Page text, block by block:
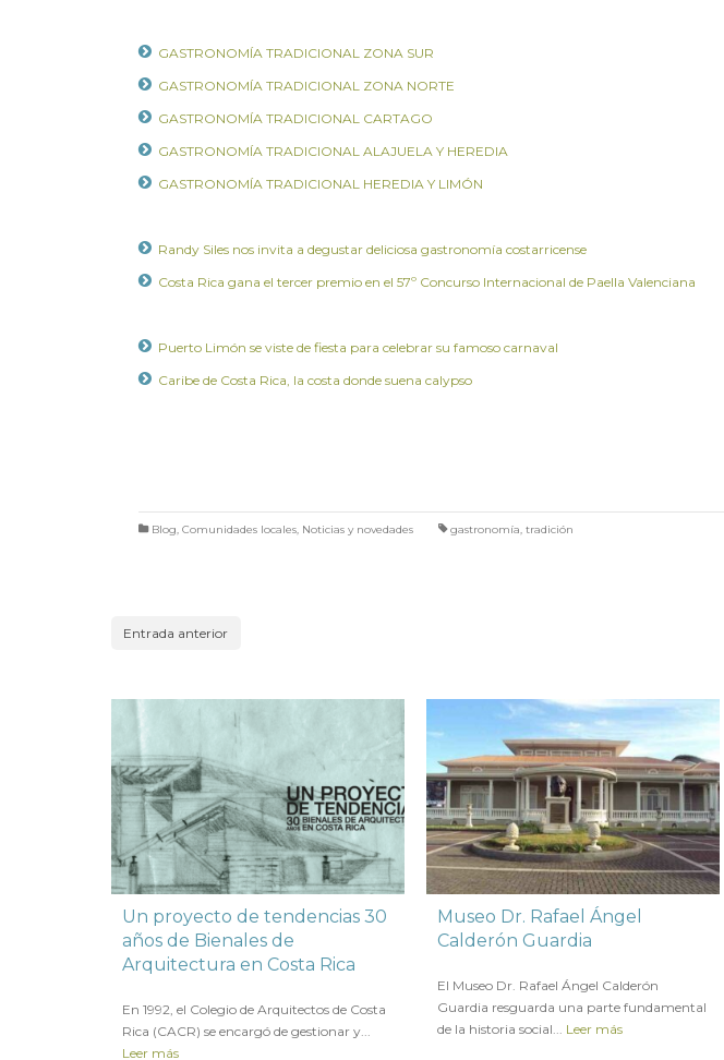
GASTRONOMÍA TRADICIONAL ZONA SUR
GASTRONOMÍA TRADICIONAL ZONA NORTE
GASTRONOMÍA TRADICIONAL CARTAGO
GASTRONOMÍA TRADICIONAL ALAJUELA Y HEREDIA
GASTRONOMÍA TRADICIONAL HEREDIA Y LIMÓN
Randy Siles nos invita a degustar deliciosa gastronomía costarricense
Costa Rica gana el tercer premio en el 57º Concurso Internacional de Paella Valenciana
Puerto Limón se viste de fiesta para celebrar su famoso carnaval
Caribe de Costa Rica, la costa donde suena calypso
Blog, Comunidades locales, Noticias y novedades gastronomía, tradición
Entrada anterior
Un proyecto de tendencias 30
años de Bienales de
Arquitectura en Costa Rica
En 1992, el Colegio de Arquitectos de Costa
Rica (CACR) se encargó de gestionar y...
Leer más
Museo Dr. Rafael Ángel
Calderón Guardia
El Museo Dr. Rafael Ángel Calderón
Guardia resguarda una parte fundamental
de la historia social... Leer más